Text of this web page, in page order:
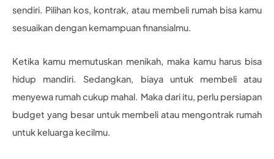
sendiri. Pilihan kos, kontrak, atau membeli rumah bisa kamu
sesuaikan dengan kemampuan finansialmu.
Ketika kamu memutuskan menikah, maka kamu harus bisa
hidup mandiri. Sedangkan, biaya untuk membeli atau
menyewa rumah cukup mahal. Maka dari itu, perlu persiapan
budget yang besar untuk membeli atau mengontrak rumah
untuk keluarga kecilmu.